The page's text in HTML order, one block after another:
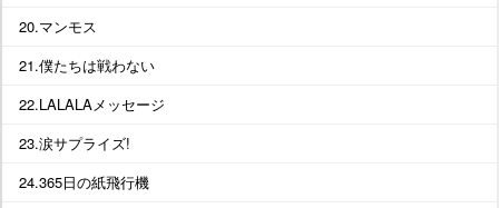
20.マンモス
21.僕たちは戦わない
22.LALALAメッセージ
23.涙サプライズ!
24.365日の紙飛行機